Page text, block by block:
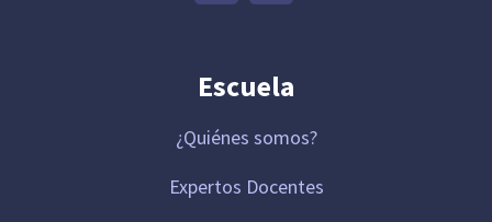
Escuela
¿Quiénes somos?
Expertos Docentes